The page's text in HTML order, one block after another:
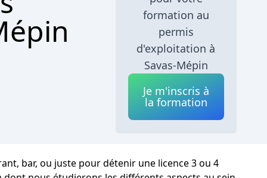
formation au
permis
d'exploitation à
Savas-Mépin
Je m'inscris à
la formation
bar, ou juste pour détenir une licence 3 ou 4